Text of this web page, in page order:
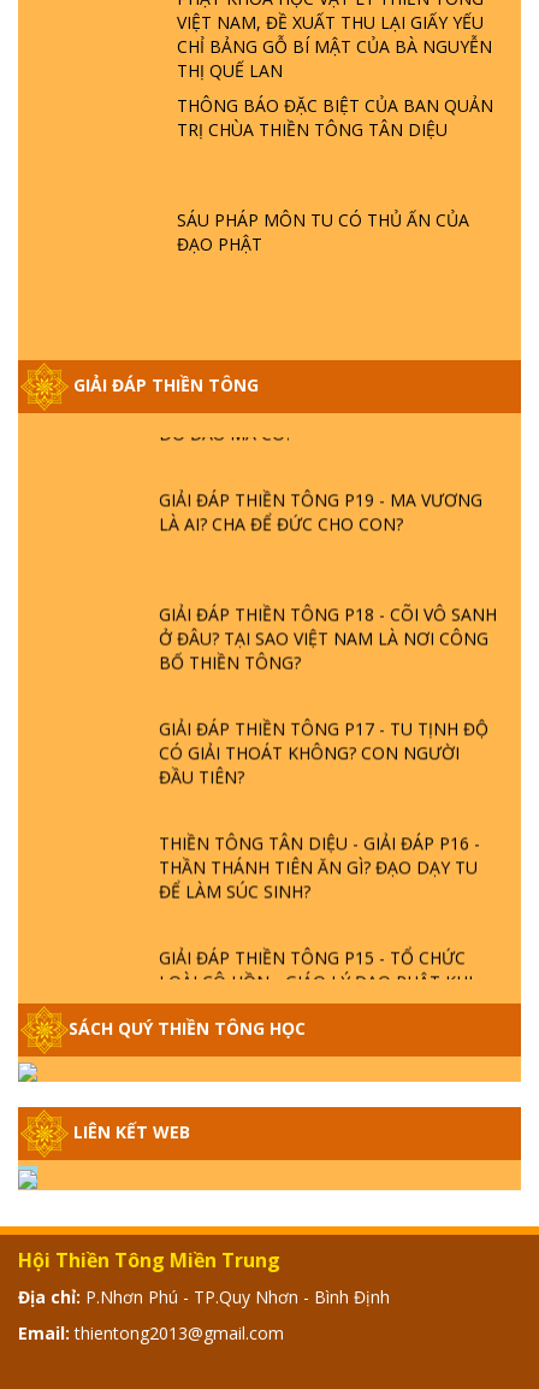
VIỆT NAM, ĐỀ XUẤT THU LẠI GIẤY YẾU
CHỈ BẢNG GỖ BÍ MẬT CỦA BÀ NGUYỄN
THỊ QUẾ LAN
THÔNG BÁO ĐẶC BIỆT CỦA BAN QUẢN
TRỊ CHÙA THIỀN TÔNG TÂN DIỆU
SÁU PHÁP MÔN TU CÓ THỦ ẤN CỦA
ĐẠO PHẬT
GIẢI ĐÁP THIỀN TÔNG
GIẢI ĐÁP THIỀN TÔNG ĐẶC BIỆT P22 - TẠI
SAO TRÁI ĐẤT NHIỀU THIÊN TAI - LŨ LỤT
- HỎA HOẠN | TTTD
GIẢI ĐÁP THIỀN TÔNG ĐẶC BIỆT P21 - TẠI
GIẢI ĐÁP VỀ LỄ TIỄN THIỀN TÔNG SƯ
GIẢI ĐÁP THIỀN TÔNG ĐẶC BIỆT PHẦN 20
- BÁC NGUYỄN NHÂN LÀ AI? PHIỀN NÃO
GIẢI ĐÁP THIỀN TÔNG P19 - MA VƯƠNG
LÀ AI? CHA ĐỂ ĐỨC CHO CON?
GIẢI ĐÁP THIỀN TÔNG P18 - CÕI VÔ SANH
Ở ĐÂU? TẠI SAO VIỆT NAM LÀ NƠI CÔNG
BỐ THIỀN TÔNG?
GIẢI ĐÁP THIỀN TÔNG P17 - TU TỊNH ĐỘ
CÓ GIẢI THOÁT KHÔNG? CON NGƯỜI
ĐẦU TIÊN?
THIỀN TÔNG TÂN DIỆU - GIẢI ĐÁP P16 -
THẦN THÁNH TIÊN ĂN GÌ? ĐẠO DẠY TU
ĐỂ LÀM SÚC SINH?
GIẢI ĐÁP THIỀN TÔNG P15 - TỔ CHỨC
LOÀI CÔ HỒN - GIÁO LÝ ĐẠO PHẬT KHI
GIẢI ĐÁP THIỀN TÔNG ĐẶC BIỆT - P14 -
NGUỒN GỐC ÂM LỊCH DƯƠNG LỊCH -
TẦNG BÌNH LƯU LỚN ĐẾN ĐÂU
KHÔNG? XÁ LỢI PHẬT THẬT - GIẢ | TTTD
GIẢI ĐÁP THIỀN TÔNG ĐẶC BIỆT - P12 -
SỰ THẬT VỀ ĐẠI HỒNG THỦY? TRỜI ĐÁNH
THÁNH ĐÂM THẦN VẶN HỌNG?
SÁCH QUÝ THIỀN TÔNG HỌC
LIÊN KẾT WEB
Hội Thiền Tông Miền Trung
Địa chỉ: P.Nhơn Phú - TP.Quy Nhơn - Bình Định
Email: thientong2013@gmail.com